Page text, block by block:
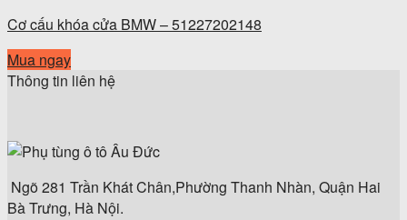
Cơ cấu khóa cửa BMW – 51227202148
Mua ngay
Thông tin liên hệ
Ngõ 281 Trần Khát Chân,Phường Thanh Nhàn, Quận Hai
Bà Trưng, Hà Nội.